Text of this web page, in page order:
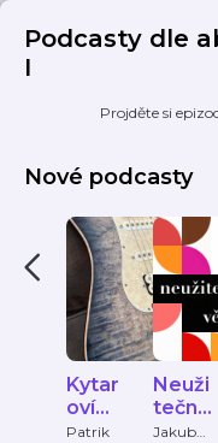
Podcasty dle
I
Projděte si
Nové podcasty
Kytar
oví
veliká
Patrik
Neuži
tečné
vědo
Jakub